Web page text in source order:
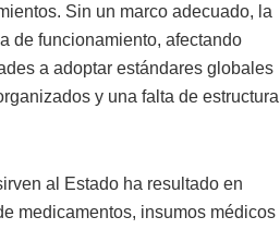
Sin un marco adecuado, la
de funcionamiento, afectando
a adoptar estándares globales
y una falta de estructura
al Estado ha resultado en
medicamentos, insumos médicos